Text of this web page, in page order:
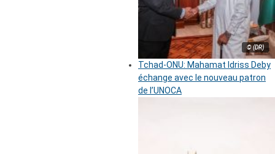
© (DR)
Tchad-ONU: Mahamat Idriss Deby
échange avec le nouveau patron
de l’UNOCA